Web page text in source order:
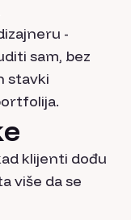
-
sam, bez
stavki
klijenti dođu
više da se